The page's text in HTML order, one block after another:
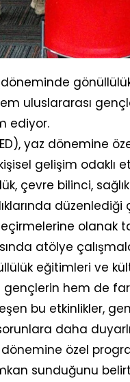
uluslararası
ediyor.
yaz dönemine
gelişim odaklı
çevre bilinci,
olanak
atölye
eğitimleri ve
hem de
bu etkinlikler,
daha
dönemine özel
sunduğunu